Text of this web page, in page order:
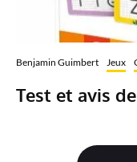
Benjamin Guimbert Jeux
Test et avis